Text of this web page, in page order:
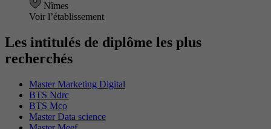
Nîmes
Voir l’établissement
Les intitulés de diplôme les plus
recherchés
Master Marketing Digital
BTS Ndrc
BTS Mco
Master Data science